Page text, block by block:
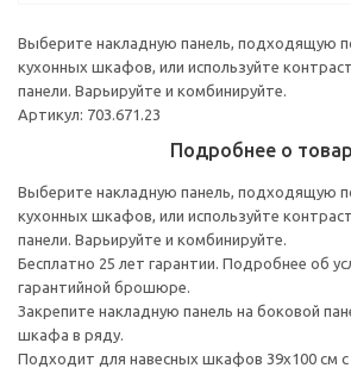
Выберите накладную панель, подходящую
кухонных шкафов, или используйте
панели. Варьируйте и комбинируйте.
Артикул: 703.671.23
Подробнее о
Выберите накладную панель, подходящую
кухонных шкафов, или используйте
панели. Варьируйте и комбинируйте.
Бесплатно 25 лет гарантии. Подробнее об
гарантийной брошюре.
Закрепите накладную панель на боковой
шкафа в ряду.
Подходит для навесных шкафов 39x100 см